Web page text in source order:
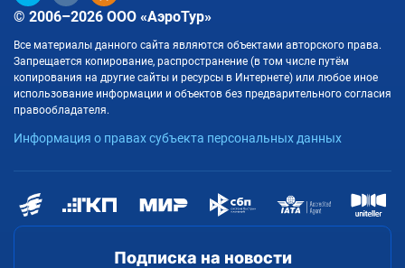
Подписка на новости
© 2006–2026 ООО «АэроТур»
Все материалы данного сайта являются объектами авторского права.
Запрещается копирование, распространение (в том числе путём
копирования на другие сайты и ресурсы в Интернете) или любое иное
использование информации и объектов без предварительного согласия
правообладателя.
Информация о правах субъекта персональных данных